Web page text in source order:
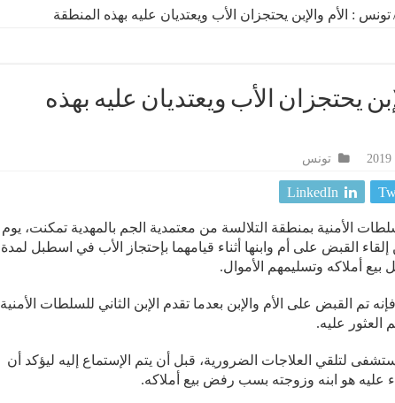
تونس : الأم والإبن يحتجزان الأب ويعتديان عليه بهذه المنطقة
يحتجزان الأب ويعتديان عليه بهذه
تونس
LinkedIn
الأمنية بمنطقة التلالسة من معتمدية الجم بالمهدية تمكنت، يوم
24 ماي 2019، من إلقاء القبض على أم وابنها أثناء قيامهما بإحتجاز الأب في اسطبل لمدة
بيع أملاكه وتسليمهم الأموال.
تم القبض على الأم والإبن بعدما تقدم الإبن الثاني للسلطات الأمنية
العثور عليه.
لتلقي العلاجات الضرورية، قبل أن يتم الإستماع إليه ليؤكد أن
عليه هو ابنه وزوجته بسب رفض بيع أملاكه.